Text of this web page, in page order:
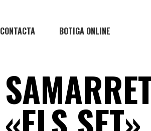
CONTACTA BOTIGA ONLINE